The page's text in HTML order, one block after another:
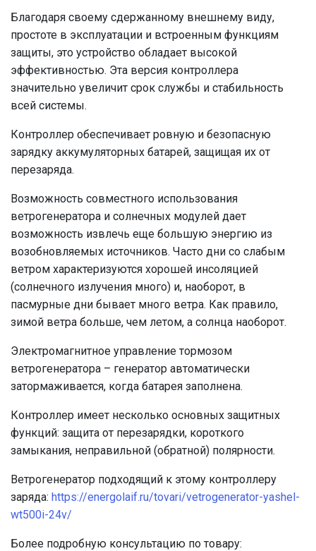
Благодаря своему сдержанному внешнему виду,
простоте в эксплуатации и встроенным функциям
защиты, это устройство обладает высокой
эффективностью. Эта версия контроллера
значительно увеличит срок службы и стабильность
всей системы.
Контроллер обеспечивает ровную и безопасную
зарядку аккумуляторных батарей, защищая их от
перезаряда.
Возможность совместного использования
ветрогенератора и солнечных модулей дает
возможность извлечь еще большую энергию из
возобновляемых источников. Часто дни со слабым
ветром характеризуются хорошей инсоляцией
(солнечного излучения много) и, наоборот, в
пасмурные дни бывает много ветра. Как правило,
зимой ветра больше, чем летом, а солнца наоборот.
Электромагнитное управление тормозом
ветрогенератора – генератор автоматически
затормаживается, когда батарея заполнена.
Контроллер имеет несколько основных защитных
функций: защита от перезарядки, короткого
замыкания, неправильной (обратной) полярности.
Ветрогенератор подходящий к этому контроллеру
заряда: https://energolaif.ru/tovari/vetrogenerator-yashel-
wt500i-24v/
Более подробную консультацию по товару: